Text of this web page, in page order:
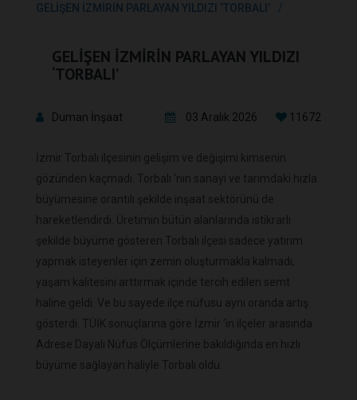
GELİŞEN İZMİRİN PARLAYAN YILDIZI ‘TORBALI’
GELİŞEN İZMİRİN PARLAYAN YILDIZI
‘TORBALI’
Duman İnşaat 03 Aralık 2026 11672
İzmir Torbalı ilçesinin gelişim ve değişimi kimsenin
gözünden kaçmadı. Torbalı ‘nın sanayi ve tarımdaki hızla
büyümesine orantılı şekilde inşaat sektörünü de
hareketlendirdi. Üretimin bütün alanlarında istikrarlı
şekilde büyüme gösteren Torbalı ilçesi sadece yatırım
yapmak isteyenler için zemin oluşturmakla kalmadı,
yaşam kalitesini arttırmak içinde tercih edilen semt
haline geldi. Ve bu sayede ilçe nüfusu aynı oranda artış
gösterdi. TÜİK sonuçlarına göre İzmir ‘in ilçeler arasında
Adrese Dayalı Nüfus Ölçümlerine bakıldığında en hızlı
büyüme sağlayan haliyle Torbalı oldu.